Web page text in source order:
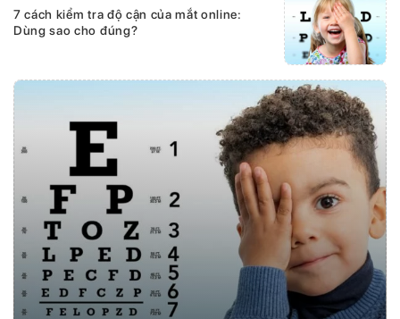
7 cách kiểm tra độ cận của mắt online:
Dùng sao cho đúng?